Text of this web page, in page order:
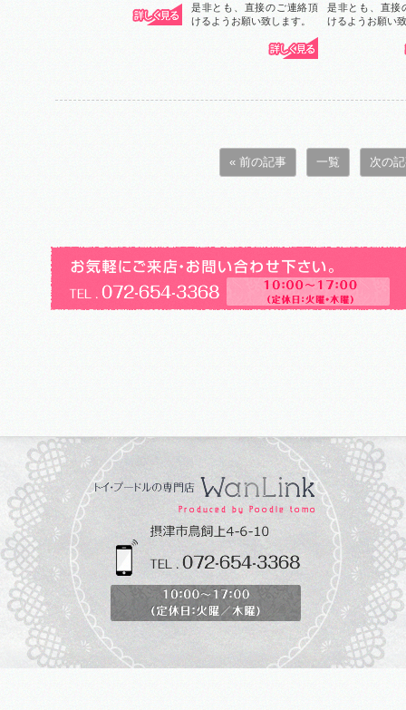
是非とも、直接のご連絡頂
けるようお願い致します。
是非とも、直接
けるようお願い
« 前の記事 一覧 次の